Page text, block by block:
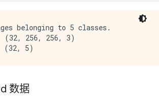
belonging to 5 classes.
(32, 256, 256, 3)
数据